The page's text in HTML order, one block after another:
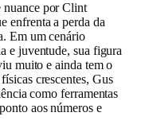
por Clint
enfrenta a perda da
Em um cenário
e juventude, sua figura
muito e ainda tem o
crescentes, Gus
como ferramentas
aos números e